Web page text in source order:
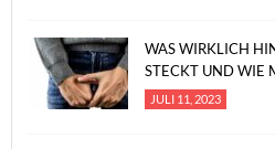
WAS WIRKLICH
STECKT UND WIE
JULI 11, 2023